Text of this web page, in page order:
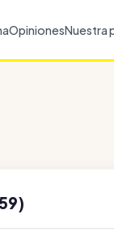
OpinionesNuestra